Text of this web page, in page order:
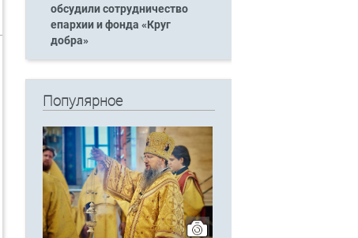
обсудили сотрудничество
епархии и фонда «Круг
добра»
Популярное